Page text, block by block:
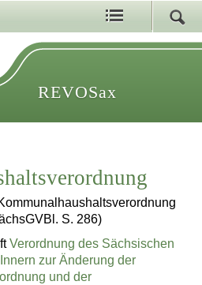
REVOSax
S. 286)
Verordnung des Sächsischen
zur Änderung der
und der